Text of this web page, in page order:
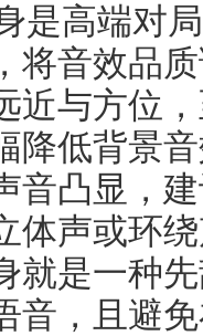
是高端对
将音效品
近与方位
降低背景
音凸显，
体声或环
就是一种
音，且避